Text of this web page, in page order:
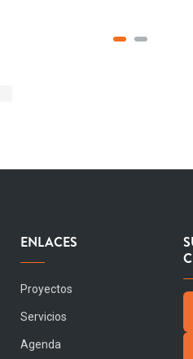
ENLACES
Proyectos
Servicios
Agenda